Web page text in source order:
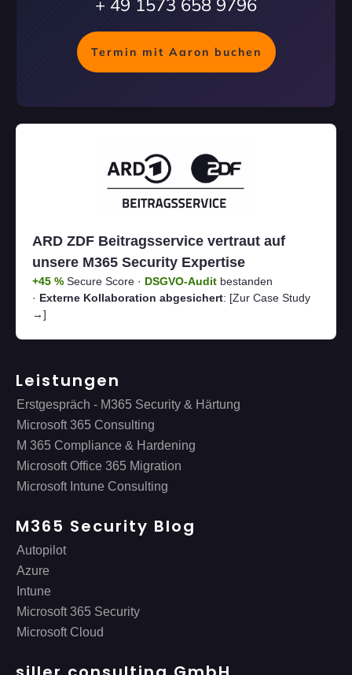
+ 49 1573 658 9796
Termin mit Aaron buchen
ARD ZDF Beitragsservice vertraut auf
unsere M365 Security Expertise
+45 % Secure Score · DSGVO-Audit bestanden
· Externe Kollaboration abgesichert: [Zur Case Study
→]
Leistungen
Erstgespräch - M365 Security & Härtung
Microsoft 365 Consulting
M 365 Compliance & Hardening
Microsoft Office 365 Migration
Microsoft Intune Consulting
M365 Security Blog
Autopilot
Azure
Intune
Microsoft 365 Security
Microsoft Cloud